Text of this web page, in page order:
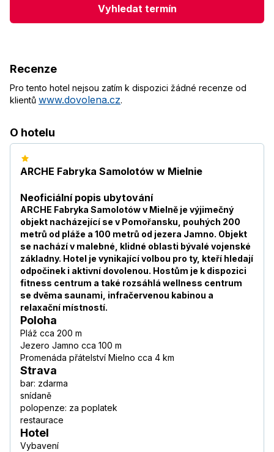
Vyhledat termín
Recenze
Pro tento hotel nejsou zatím k dispozici žádné recenze od
klientů www.dovolena.cz.
O hotelu
ARCHE Fabryka Samolotów w Mielnie
Neoficiální popis ubytování
ARCHE Fabryka Samolotów v Mielně je výjimečný
objekt nacházející se v Pomořansku, pouhých 200
metrů od pláže a 100 metrů od jezera Jamno. Objekt
se nachází v malebné, klidné oblasti bývalé vojenské
základny. Hotel je vynikající volbou pro ty, kteří hledají
odpočinek i aktivní dovolenou. Hostům je k dispozici
fitness centrum a také rozsáhlá wellness centrum
se dvěma saunami, infračervenou kabinou a
relaxační místností.
Poloha
Pláž cca 200 m
Jezero Jamno cca 100 m
Promenáda přátelství Mielno cca 4 km
Strava
bar: zdarma
snídaně
polopenze: za poplatek
restaurace
Hotel
Vybavení